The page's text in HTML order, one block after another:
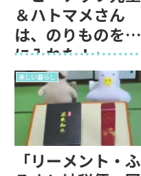
＆ハトマメさん
は、のりものを手
に入れた！」
楽しい暮らし
「リーメント・ふ